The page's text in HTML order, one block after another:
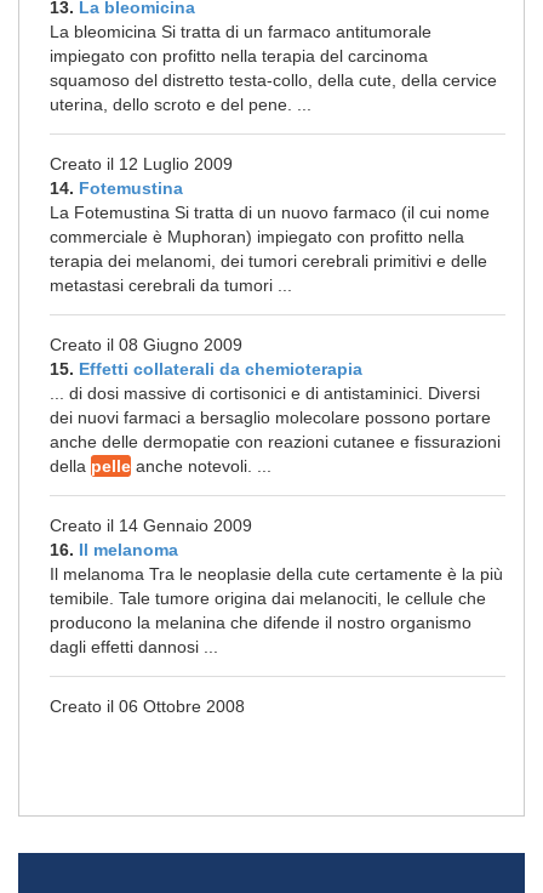
13. La bleomicina
La bleomicina Si tratta di un farmaco antitumorale
impiegato con profitto nella terapia del carcinoma
squamoso del distretto testa-collo, della cute, della cervice
uterina, dello scroto e del pene. ...
Creato il 12 Luglio 2009
14. Fotemustina
La Fotemustina Si tratta di un nuovo farmaco (il cui nome
commerciale è Muphoran) impiegato con profitto nella
terapia dei melanomi, dei tumori cerebrali primitivi e delle
metastasi cerebrali da tumori ...
Creato il 08 Giugno 2009
15. Effetti collaterali da chemioterapia
... di dosi massive di cortisonici e di antistaminici. Diversi
dei nuovi farmaci a bersaglio molecolare possono portare
anche delle dermopatie con reazioni cutanee e fissurazioni
della pelle anche notevoli. ...
Creato il 14 Gennaio 2009
16. Il melanoma
Il melanoma Tra le neoplasie della cute certamente è la più
temibile. Tale tumore origina dai melanociti, le cellule che
producono la melanina che difende il nostro organismo
dagli effetti dannosi ...
Creato il 06 Ottobre 2008